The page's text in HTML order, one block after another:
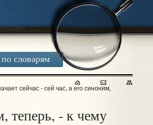
словарям
сейчас - сей час, а его синоним,
теперь, - к чему